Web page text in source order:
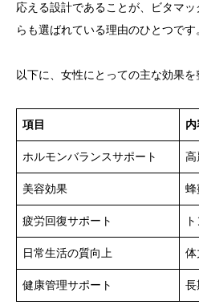
応える設計であることが、ビタマ
らも選ばれている理由のひとつです
以下に、女性にとっての主な効果を
項目
ホルモンバランスサポート 高
美容効果 蜂
疲労回復サポート
日常生活の質向上 体
健康管理サポート 長